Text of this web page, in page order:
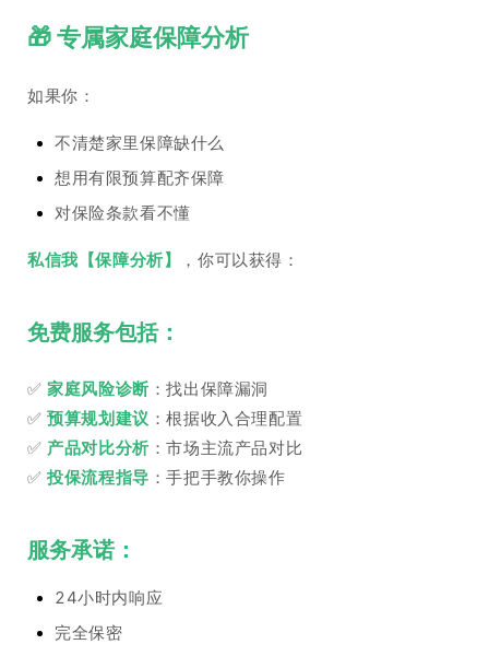
🎁 专属家庭保障分析
如果你：
不清楚家里保障缺什么
想用有限预算配齐保障
对保险条款看不懂
私信我【保障分析】 ，你可以获得：
免费服务包括：
✅家庭风险诊断：找出保障漏洞
✅预算规划建议 ：根据收入合理配置
✅ 产品对比分析 ：市场主流产品对比
✅投保流程指导 ：手把手教你操作
服务承诺：
24小时内响应
完全保密